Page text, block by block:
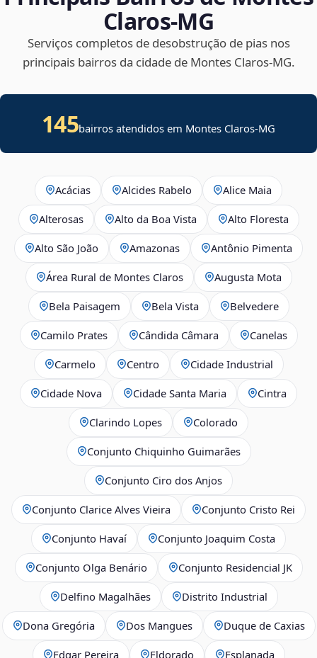
Claros‑MG
Serviços completos de desobstrução de pias nos
principais bairros da cidade de Montes Claros‑MG.
145bairros atendidos em Montes Claros-MG
Acácias Alcides Rabelo Alice Maia
Alterosas Alto da Boa Vista Alto Floresta
Alto São João Amazonas Antônio Pimenta
Área Rural de Montes Claros Augusta Mota
Bela Paisagem Bela Vista Belvedere
Camilo Prates Cândida Câmara Canelas
Carmelo Centro Cidade Industrial
Cidade Nova Cidade Santa Maria Cintra
Clarindo Lopes Colorado
Conjunto Chiquinho Guimarães
Conjunto Ciro dos Anjos
Conjunto Clarice Alves Vieira Conjunto Cristo Rei
Conjunto Havaí Conjunto Joaquim Costa
Conjunto Olga Benário Conjunto Residencial JK
Delfino Magalhães Distrito Industrial
Dona Gregória Dos Mangues Duque de Caxias
Edgar Pereira Eldorado Esplanada